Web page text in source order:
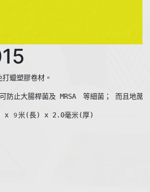
防止大腸桿菌及 MRSA　等細菌； 而且地
x ９米(長) x 2.0毫米(厚)